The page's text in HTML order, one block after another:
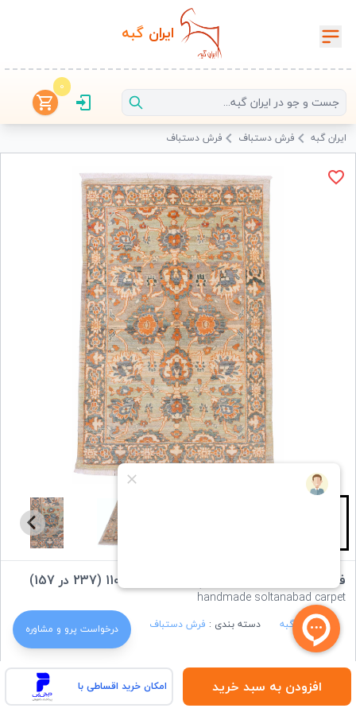
ایران‌گبه
0
ایران گبه فرش دستباف فرش دستباف
فرش دستباف سلطان آباد چهار متری کد 1103 (237 در 157)
handmade soltanabad carpet
برند : ایران گبه دسته بندی : فرش دستباف
ویژگی های کالا:
درخواست‌ پرو و مشاوره
افزودن به سبد خرید امکان خرید اقساطی با